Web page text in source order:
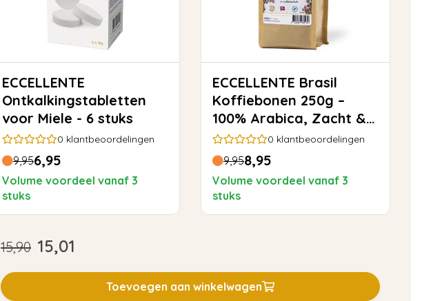
ECCELLENTE
Ontkalkingstabletten
voor Miele - 6 stuks
0 klantbeoordelingen
9,956,95
Volume voordeel vanaf 3
stuks
ECCELLENTE Brasil
Koffiebonen 250g –
100% Arabica, Zacht &
Rond
0 klantbeoordelingen
9,958,95
Volume voordeel vanaf 3
stuks
15,90 15,01
Toevoegen aan winkelwagen